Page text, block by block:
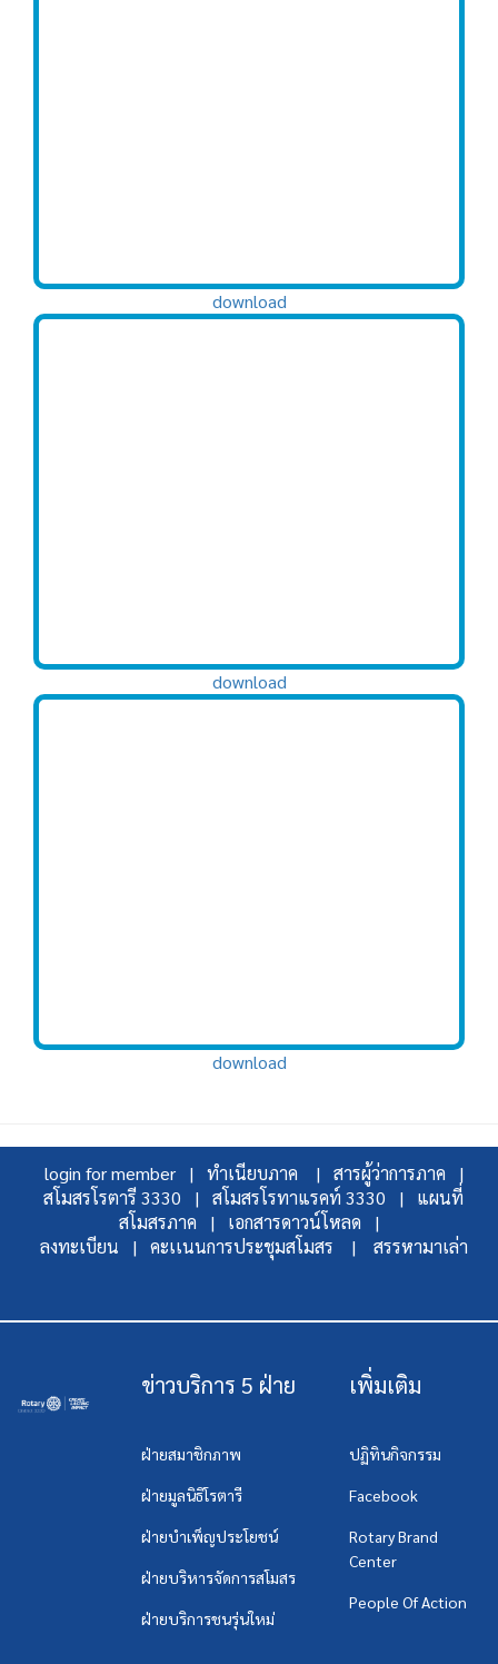
download
download
download
login for member | ทำเนียบภาค |
สารผู้ว่าการภาค |
สโมสรโรตารี 3330 |
สโมสรโรทาแรคท์ 3330 |
แผนที่
สโมสรภาค |
เอกสารดาวน์โหลด |
ลงทะเบียน |
คะเเนนการประชุมสโมสร | สรรหามาเล่า
ข่าวบริการ 5 ฝ่าย
ฝ่ายสมาชิกภาพ
ฝ่ายมูลนิธิโรตารี
ฝ่ายบำเพ็ญประโยชน์
ฝ่ายบริหารจัดการสโมสร
ฝ่ายบริการชนรุ่นใหม่
เพิ่มเติม
ปฏิทินกิจกรรม
Facebook
Rotary Brand
Center
People Of Action